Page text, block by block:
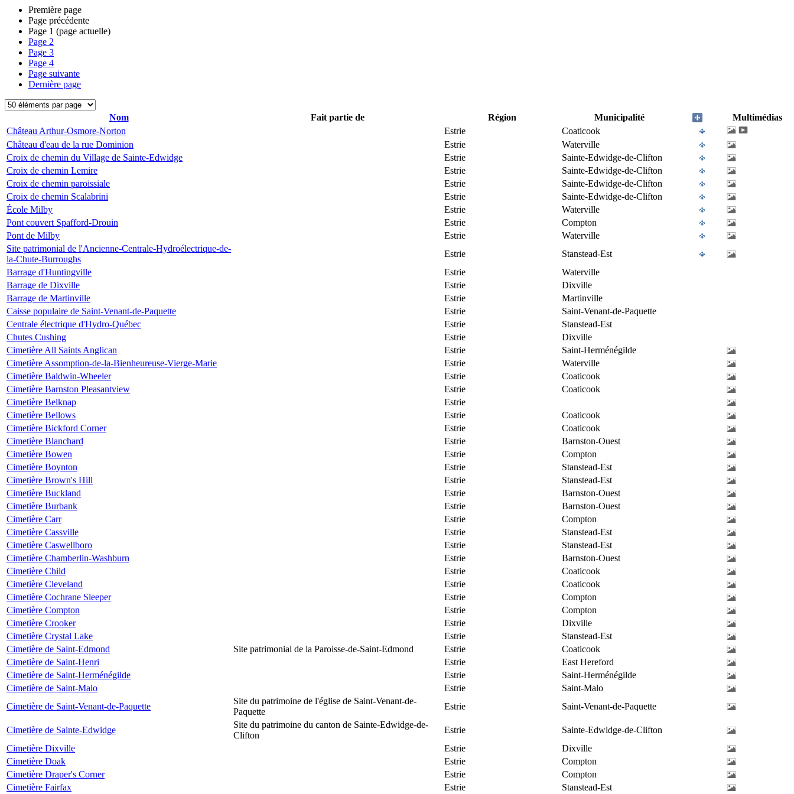
Première page
Page précédente
Page 1 (page actuelle)
Page 2
Page 3
Page 4
Page suivante
Dernière page
Nom Fait partie de Région Municipalité
Multimédias
Château Arthur-Osmore-Norton
Estrie
Coaticook
Château d'eau de la rue Dominion
Estrie
Waterville
Croix de chemin du Village de Sainte-Edwidge
Estrie
Sainte-Edwidge-de-Clifton
Croix de chemin Lemire
Estrie
Sainte-Edwidge-de-Clifton
Croix de chemin paroissiale
Estrie
Sainte-Edwidge-de-Clifton
Croix de chemin Scalabrini
Estrie
Sainte-Edwidge-de-Clifton
École Milby
Estrie
Waterville
Pont couvert Spafford-Drouin
Estrie
Compton
Pont de Milby
Estrie
Waterville
Site patrimonial de l'Ancienne-Centrale-Hydroélectrique-de-
la-Chute-Burroughs
Estrie
Stanstead-Est
Barrage d'Huntingville
Estrie
Waterville
Barrage de Dixville
Estrie
Dixville
Barrage de Martinville
Estrie
Martinville
Caisse populaire de Saint-Venant-de-Paquette
Estrie
Saint-Venant-de-Paquette
Centrale électrique d'Hydro-Québec
Estrie
Stanstead-Est
Chutes Cushing
Estrie
Dixville
Cimetière All Saints Anglican
Estrie
Saint-Herménégilde
Cimetière Assomption-de-la-Bienheureuse-Vierge-Marie
Estrie
Waterville
Cimetière Baldwin-Wheeler
Estrie
Coaticook
Cimetière Barnston Pleasantview
Estrie
Coaticook
Cimetière Belknap
Estrie
Cimetière Bellows
Estrie
Coaticook
Cimetière Bickford Corner
Estrie
Coaticook
Cimetière Blanchard
Estrie
Barnston-Ouest
Cimetière Bowen
Estrie
Compton
Cimetière Boynton
Estrie
Stanstead-Est
Cimetière Brown's Hill
Estrie
Stanstead-Est
Cimetière Buckland
Estrie
Barnston-Ouest
Cimetière Burbank
Estrie
Barnston-Ouest
Cimetière Carr
Estrie
Compton
Cimetière Cassville
Estrie
Stanstead-Est
Cimetière Caswellboro
Estrie
Stanstead-Est
Cimetière Chamberlin-Washburn
Estrie
Barnston-Ouest
Cimetière Child
Estrie
Coaticook
Cimetière Cleveland
Estrie
Coaticook
Cimetière Cochrane Sleeper
Estrie
Compton
Cimetière Compton
Estrie
Compton
Cimetière Crooker
Estrie
Dixville
Cimetière Crystal Lake
Estrie
Stanstead-Est
Cimetière de Saint-Edmond
Site patrimonial de la Paroisse-de-Saint-Edmond Estrie
Coaticook
Cimetière de Saint-Henri
Estrie
East Hereford
Cimetière de Saint-Herménégilde
Estrie
Saint-Herménégilde
Cimetière de Saint-Malo
Estrie
Saint-Malo
Cimetière de Saint-Venant-de-Paquette
Site du patrimoine de l'église de Saint-Venant-de-
Paquette
Estrie Saint-Venant-de-Paquette
Cimetière de Sainte-Edwidge
Site du patrimoine du canton de Sainte-Edwidge-de-
Clifton
Estrie
Sainte-Edwidge-de-Clifton
Cimetière Dixville
Estrie
Dixville
Cimetière Doak
Estrie
Compton
Cimetière Draper's Corner
Estrie
Compton
Cimetière Fairfax
Estrie Stanstead-Est